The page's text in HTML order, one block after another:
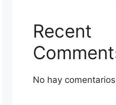
Recent
No hay